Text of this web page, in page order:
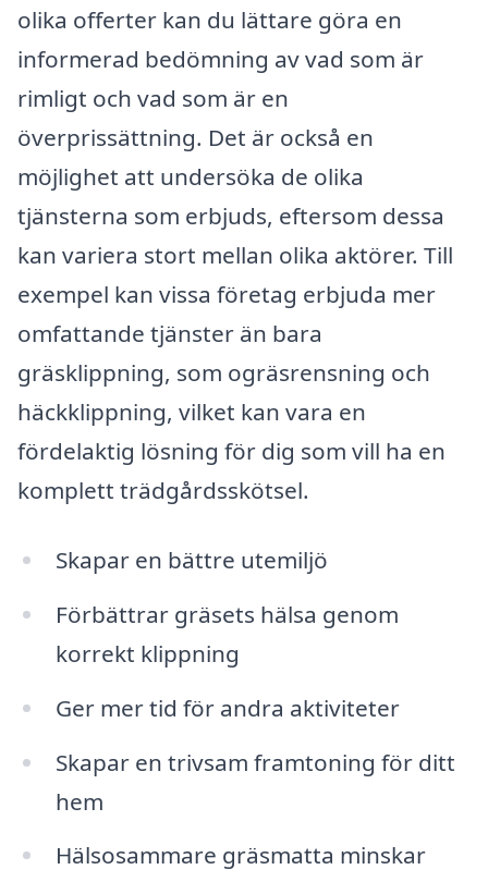
olika offerter kan du lättare göra en
informerad bedömning av vad som är
rimligt och vad som är en
överprissättning. Det är också en
möjlighet att undersöka de olika
tjänsterna som erbjuds, eftersom dessa
kan variera stort mellan olika aktörer. Till
exempel kan vissa företag erbjuda mer
omfattande tjänster än bara
gräsklippning, som ogräsrensning och
häckklippning, vilket kan vara en
fördelaktig lösning för dig som vill ha en
komplett trädgårdsskötsel.
Skapar en bättre utemiljö
Förbättrar gräsets hälsa genom
korrekt klippning
Ger mer tid för andra aktiviteter
Skapar en trivsam framtoning för ditt
hem
Hälsosammare gräsmatta minskar